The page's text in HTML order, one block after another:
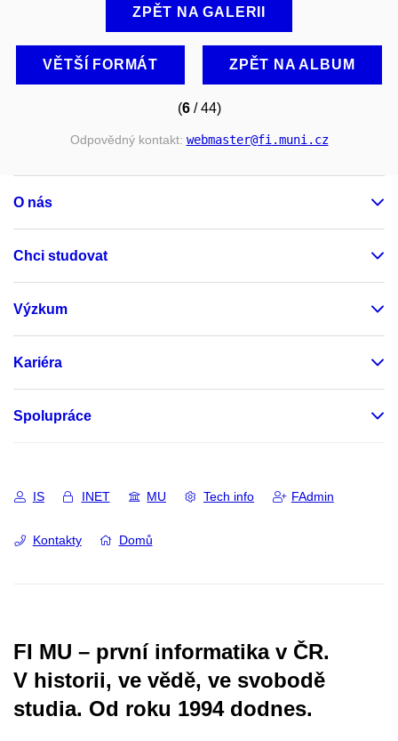
ZPĚT NA GALERII
VĚTŠÍ FORMÁT ZPĚT NA ALBUM
(6/ 44)
Odpovědný kontakt: webmaster@fi.muni.cz
O nás
Chci studovat
Výzkum
Kariéra
Spolupráce
IS INET MU Tech info FAdmin
Kontakty Domů
FI MU – první informatika v ČR.
V historii, ve vědě, ve svobodě
studia. Od roku 1994 dodnes.